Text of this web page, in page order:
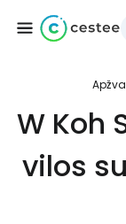
W Koh
vilos
...